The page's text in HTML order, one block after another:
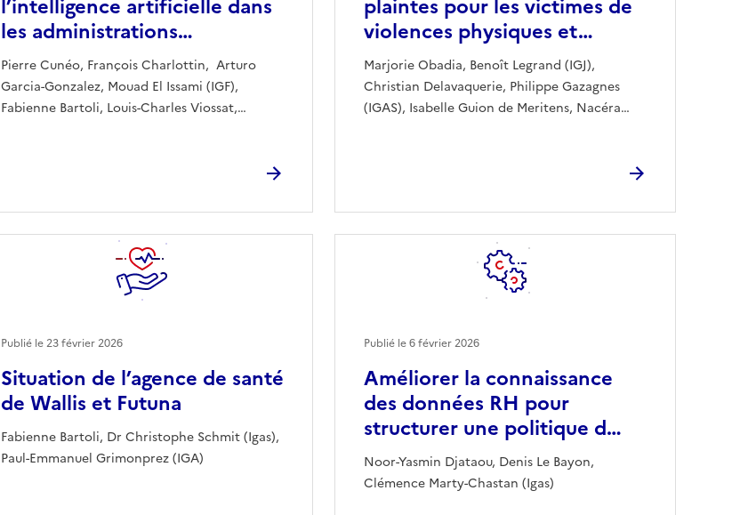
l’intelligence artificielle dans
les administrations…
Pierre Cunéo, François Charlottin, Arturo
Garcia-Gonzalez, Mouad El Issami (IGF),
Fabienne Bartoli, Louis-Charles Viossat,…
plaintes pour les victimes de
violences physiques et…
Marjorie Obadia, Benoît Legrand (IGJ),
Christian Delavaquerie, Philippe Gazagnes
(IGAS), Isabelle Guion de Meritens, Nacéra…
Situation de l’agence de santé
de Wallis et Futuna
Fabienne Bartoli, Dr Christophe Schmit (Igas),
Paul-Emmanuel Grimonprez (IGA)
Publié le23 février 2026
Améliorer la connaissance
des données RH pour
structurer une politique d…
Noor-Yasmin Djataou, Denis Le Bayon,
Clémence Marty-Chastan (Igas)
Publié le6 février 2026